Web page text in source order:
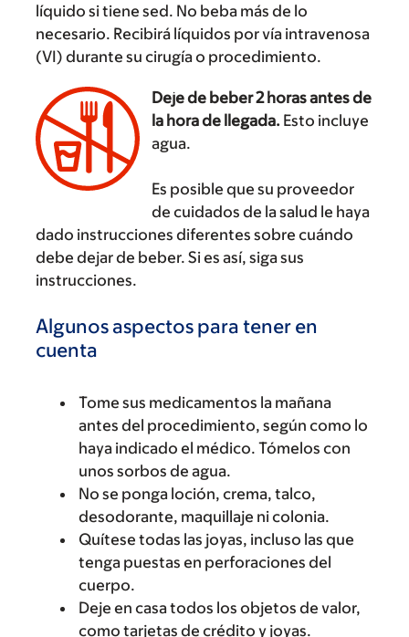
líquido si tiene sed. No beba más de lo
necesario. Recibirá líquidos por vía intravenosa
(VI) durante su cirugía o procedimiento.
Deje de beber 2 horas antes de
la hora de llegada. Esto incluye
agua.
Es posible que su proveedor
de cuidados de la salud le haya
dado instrucciones diferentes sobre cuándo
debe dejar de beber. Si es así, siga sus
instrucciones.
Algunos aspectos para tener en
cuenta
Tome sus medicamentos la mañana
antes del procedimiento, según como lo
haya indicado el médico. Tómelos con
unos sorbos de agua.
No se ponga loción, crema, talco,
desodorante, maquillaje ni colonia.
Quítese todas las joyas, incluso las que
tenga puestas en perforaciones del
cuerpo.
Deje en casa todos los objetos de valor,
como tarjetas de crédito y joyas.